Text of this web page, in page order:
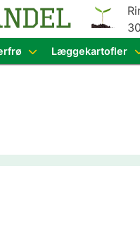
fra hele
Læggekartofler